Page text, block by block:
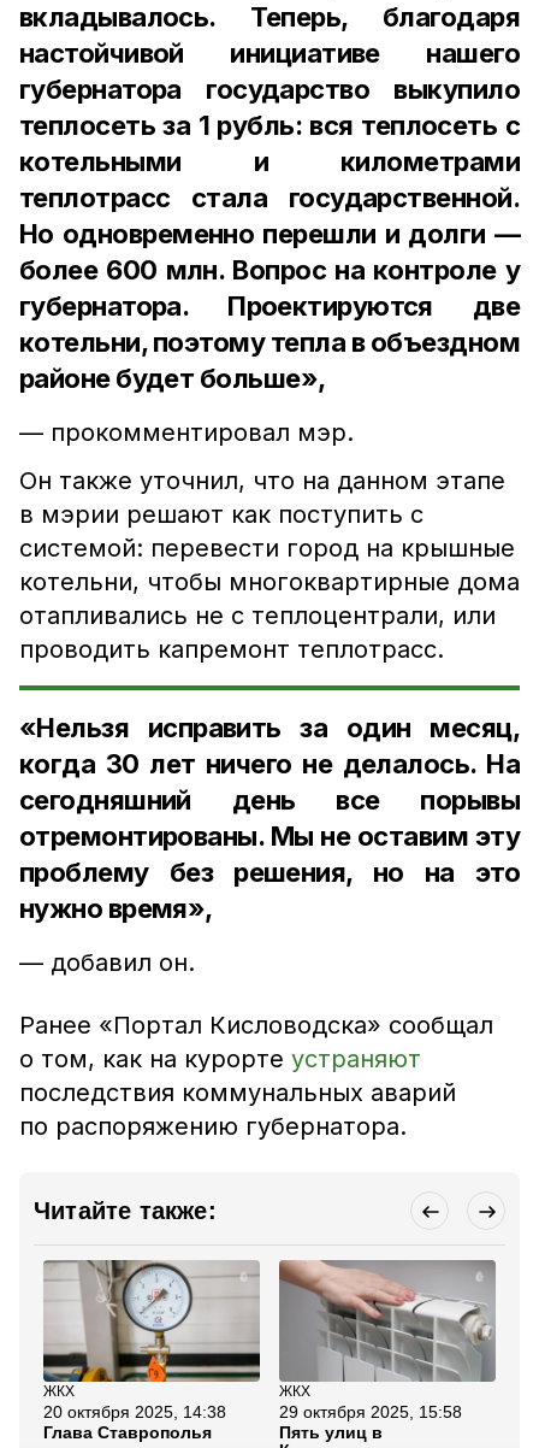
вкладывалось. Теперь, благодаря
настойчивой инициативе нашего
губернатора государство выкупило
теплосеть за 1 рубль: вся теплосеть с
котельными и километрами
теплотрасс стала государственной.
Но одновременно перешли и долги —
более 600 млн. Вопрос на контроле у
губернатора. Проектируются две
котельни, поэтому тепла в объездном
районе будет больше»,
— прокомментировал мэр.
Он также уточнил, что на данном этапе
в мэрии решают как поступить с
системой: перевести город на крышные
котельни, чтобы многоквартирные дома
отапливались не с теплоцентрали, или
проводить капремонт теплотрасс.
«Нельзя исправить за один месяц,
когда 30 лет ничего не делалось. На
сегодняшний день все порывы
отремонтированы. Мы не оставим эту
проблему без решения, но на это
нужно время»,
— добавил он.
Ранее «Портал Кисловодска» сообщал
о том, как на курорте устраняют
последствия коммунальных аварий
по распоряжению губернатора.
Читайте также:
ЖКХ
20 октября 2025, 14:38
Глава Ставрополья
ЖКХ
29 октября 2025, 15:58
Пять улиц в